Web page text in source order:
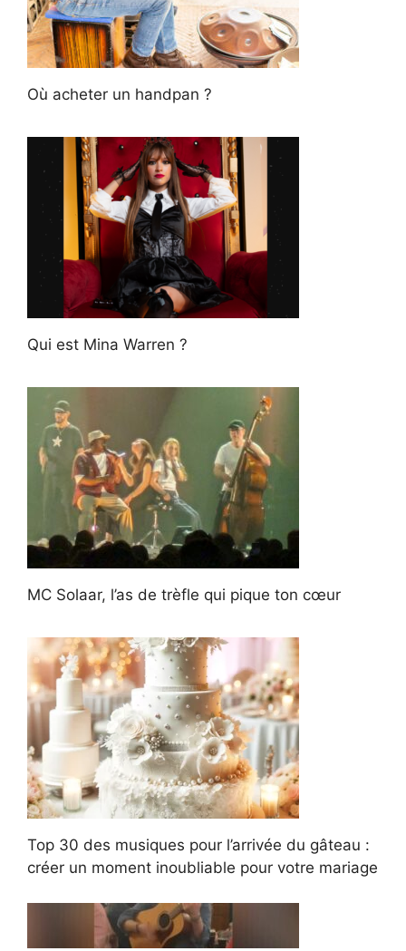
Où acheter un handpan ?
Qui est Mina Warren ?
MC Solaar, l’as de trèfle qui pique ton cœur
Top 30 des musiques pour l’arrivée du gâteau :
créer un moment inoubliable pour votre mariage